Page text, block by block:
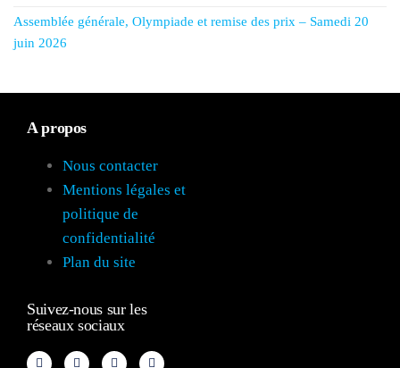
Assemblée générale, Olympiade et remise des prix – Samedi 20
juin 2026
A propos
Nous contacter
Mentions légales et
politique de
confidentialité
Plan du site
Suivez-nous sur les
réseaux sociaux